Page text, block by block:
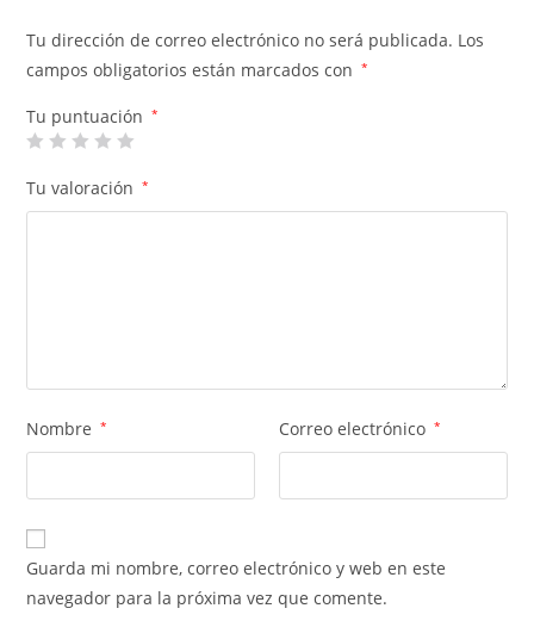
Tu dirección de correo electrónico no será publicada. Los
campos obligatorios están marcados con
*
Tu puntuación *
Tu valoración *
Nombre * Correo electrónico *
Guarda mi nombre, correo electrónico y web en este
navegador para la próxima vez que comente.